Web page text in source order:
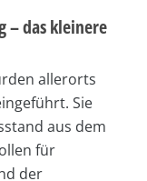
– das kleinere
allerorts
Sie
aus dem
für
der